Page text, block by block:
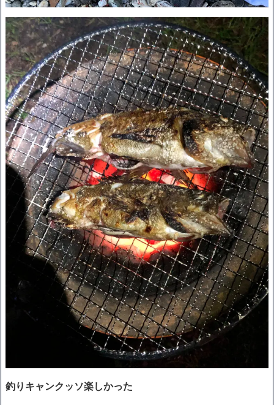
釣りキャンクッソ楽しかった